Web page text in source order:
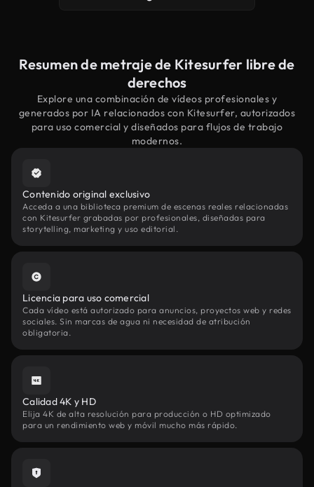
Resumen de metraje de Kitesurfer libre de
derechos
Explore una combinación de vídeos profesionales y
generados por IA relacionados con Kitesurfer, autorizados
para uso comercial y diseñados para flujos de trabajo
modernos.
Contenido original exclusivo
Acceda a una biblioteca premium de escenas reales relacionadas
con Kitesurfer grabadas por profesionales, diseñadas para
storytelling, marketing y uso editorial.
Licencia para uso comercial
Cada vídeo está autorizado para anuncios, proyectos web y redes
sociales. Sin marcas de agua ni necesidad de atribución
obligatoria.
Calidad 4K y HD
Elija 4K de alta resolución para producción o HD optimizado
para un rendimiento web y móvil mucho más rápido.